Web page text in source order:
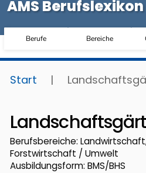
AMS Berufslexikon
Berufe Bereiche
Start |
Berufsbereiche:
Forstwirtschaft / Umwelt
Ausbildungsform: BMS/BHS